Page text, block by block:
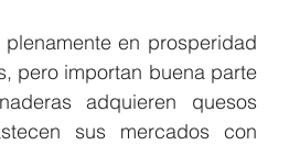
en prosperidad
pero importan buena parte
adquieren quesos
sus mercados con